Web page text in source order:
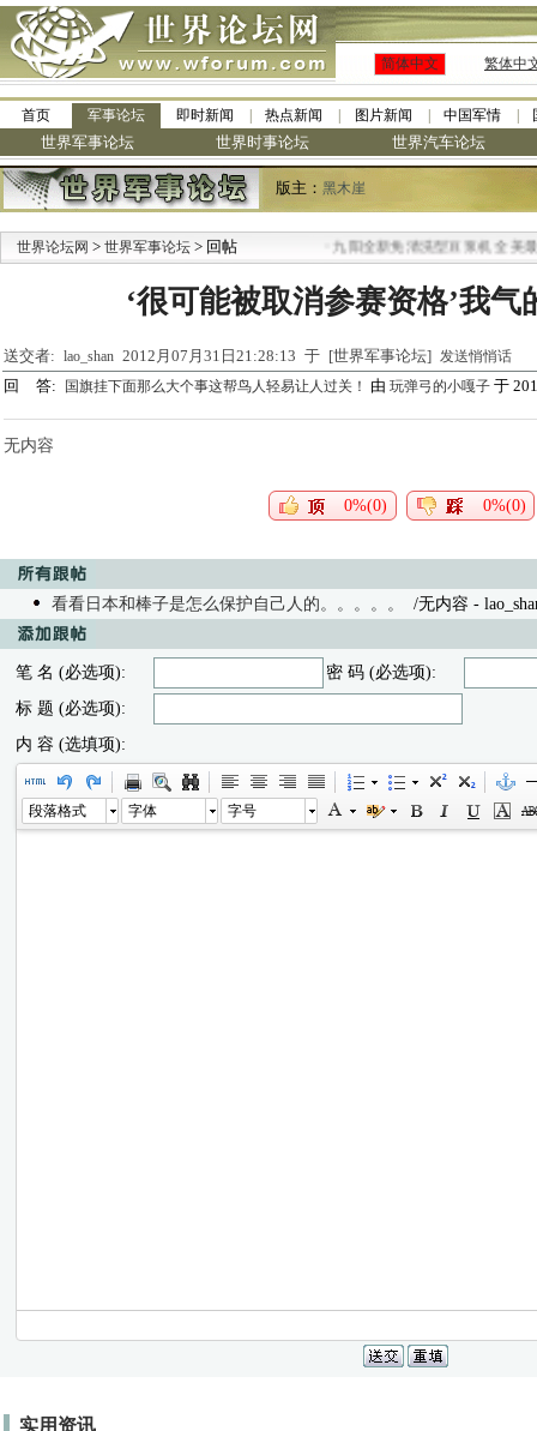
简体中文 繁体中
首页 军事论坛 即时新闻 热点新闻 图片新闻 中国军情
世界军事论坛 世界时事论坛 世界汽车论坛
版主： 黑木崖
世界论坛网 > 世界军事论坛 > 回帖 九阳全新免清洗型豆浆机 全美最低
‘很可能被取消参赛资格’我气
送交者: lao_shan 2012月07月31日21:28:13 于 [世界军事论坛] 发送悄悄话
回 答: 国旗挂下面那么大个事这帮鸟人轻易让人过关！ 由 玩弹弓的小嘎子 于
无内容
0%(0) 0%(0)
看看日本和棒子是怎么保护自己人的。。。。。 /无内容 -
笔 名 (必选项):
密 码 (必选项):
标 题 (必选项):
内 容 (选填项):
段落格式 字体 字号
实用资讯